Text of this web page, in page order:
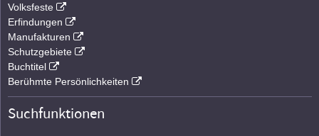
Volksfeste
Erfindungen
Manufakturen
Schutzgebiete
Buchtitel
Berühmte Persönlichkeiten
Suchfunktionen